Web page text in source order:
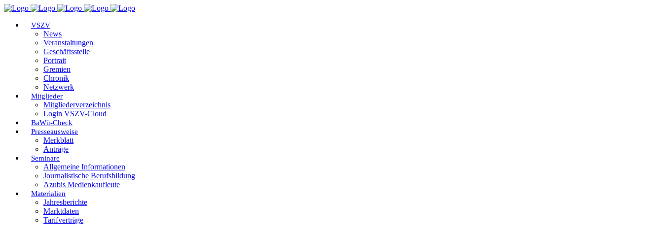
VSZV
News
Veranstaltungen
Geschäftsstelle
Portrait
Gremien
Chronik
Netzwerk
Mitglieder
Mitgliederverzeichnis
Login VSZV-Cloud
BaWü-Check
Presseausweise
Merkblatt
Anträge
Seminare
Allgemeine Informationen
Journalistische Berufsbildung
Azubis Medienkaufleute
Materialien
Jahresberichte
Marktdaten
Tarifverträge